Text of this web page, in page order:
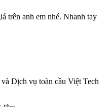
trên anh em nhé. Nhanh tay
Dịch vụ toàn cầu Việt Tech